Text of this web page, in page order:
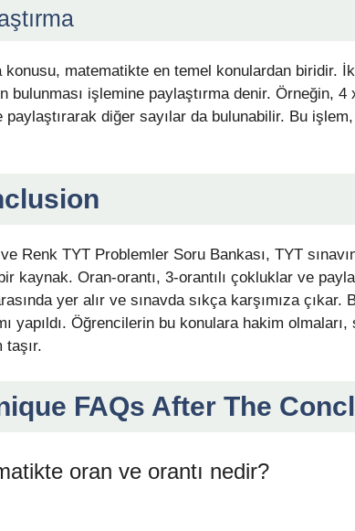
konusu, matematikte en temel konulardan biridir.
bulunması işlemine paylaştırma denir. Örneğin,
paylaştırarak diğer sayılar da bulunabilir. Bu
Renk TYT Problemler Soru Bankası, TYT
kaynak. Oran-orantı, 3-orantılı çokluklar ve
yer alır ve sınavda sıkça karşımıza
yapıldı. Öğrencilerin bu konulara hakim
taşır.
FAQs After The
oran ve orantı nedir?